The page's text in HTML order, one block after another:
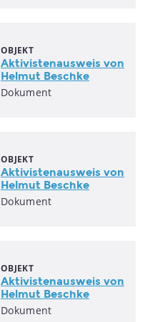
OBJEKT
Aktivistenausweis von
Helmut Beschke
Dokument
OBJEKT
Aktivistenausweis von
Helmut Beschke
Dokument
OBJEKT
Aktivistenausweis von
Helmut Beschke
Dokument